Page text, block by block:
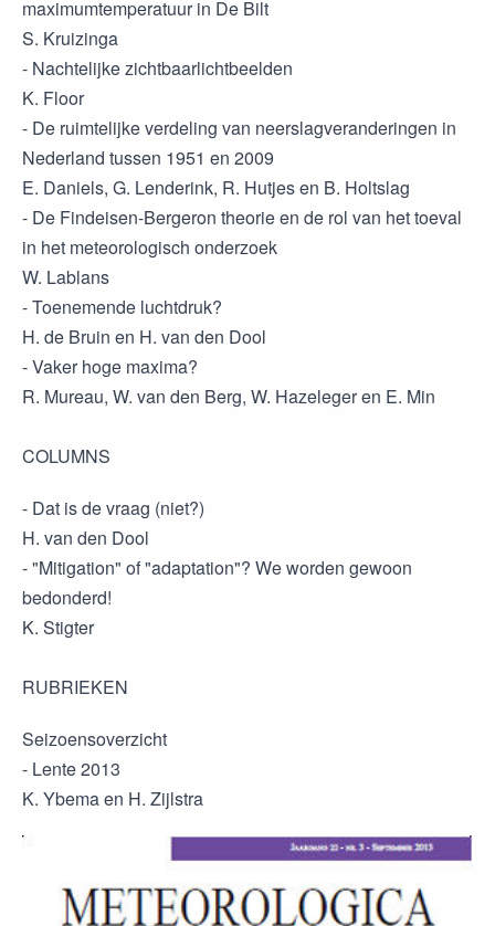
maximumtemperatuur in De Bilt
S. Kruizinga
- Nachtelijke zichtbaarlichtbeelden
K. Floor
- De ruimtelijke verdeling van neerslagveranderingen in
Nederland tussen 1951 en 2009
E. Daniels, G. Lenderink, R. Hutjes en B. Holtslag
- De Findeisen-Bergeron theorie en de rol van het toeval
in het meteorologisch onderzoek
W. Lablans
- Toenemende luchtdruk?
H. de Bruin en H. van den Dool
- Vaker hoge maxima?
R. Mureau, W. van den Berg, W. Hazeleger en E. Min
COLUMNS
- Dat is de vraag (niet?)
H. van den Dool
- "Mitigation" of "adaptation"? We worden gewoon
bedonderd!
K. Stigter
RUBRIEKEN
Seizoensoverzicht
- Lente 2013
K. Ybema en H. Zijlstra